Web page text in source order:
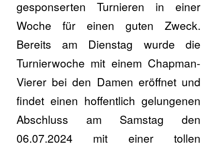
gesponserten Turnieren in einer
Woche für einen guten Zweck.
Bereits am Dienstag wurde die
Turnierwoche mit einem Chapman-
Vierer bei den Damen eröffnet und
findet einen hoffentlich gelungenen
Abschluss am Samstag den
06.07.2024 mit einer tollen